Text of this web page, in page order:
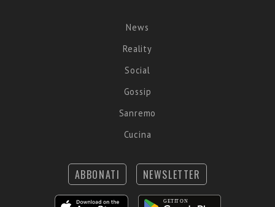
News
Reality
Social
Gossip
Sanremo
Cucina
ABBONATI NEWSLETTER